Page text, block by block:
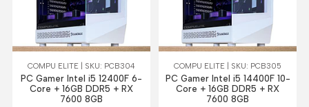
COMPU ELITE | SKU: PCB304
PC Gamer Intel i5 12400F 6-
Core + 16GB DDR5 + RX
7600 8GB
COMPU ELITE | SKU: PCB305
PC Gamer Intel i5 14400F 10-
Core + 16GB DDR5 + RX
7600 8GB